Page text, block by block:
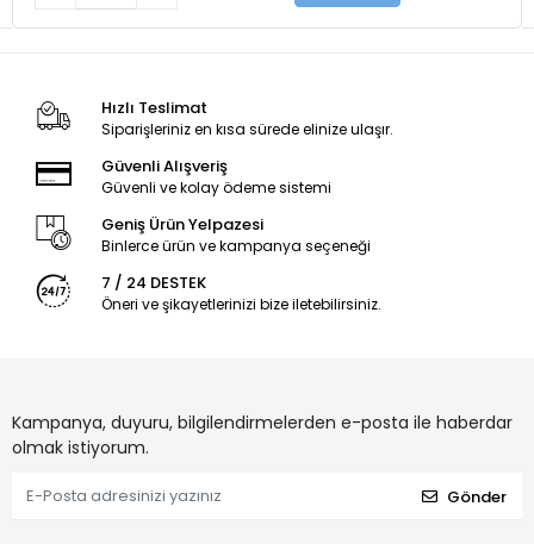
Hızlı Teslimat
Siparişleriniz en kısa sürede elinize ulaşır.
Güvenli Alışveriş
Güvenli ve kolay ödeme sistemi
Geniş Ürün Yelpazesi
Binlerce ürün ve kampanya seçeneği
7 / 24 DESTEK
Öneri ve şikayetlerinizi bize iletebilirsiniz.
Kampanya, duyuru, bilgilendirmelerden e-posta ile haberdar
olmak istiyorum.
Gönder